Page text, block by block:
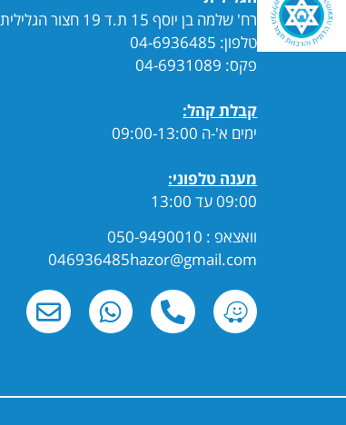
רח' שלמה בן יוסף 15 ת.ד 19 חצור הגלילית
טלפון: 04-6936485
פקס: 04-6931089
קבלת קהל:
ימים א'-ה 09:00-13:00
מענה טלפוני:
09:00 עד 13:00
וואצאפ : 050-9490010
046936485hazor@gmail.com